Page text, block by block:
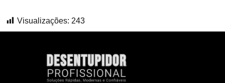
Visualizações: 243